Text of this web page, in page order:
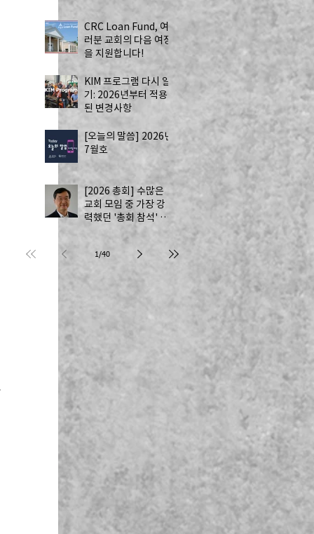
CRC Loan Fund, 여
러분 교회의 다음 여정
을 지원합니다!
KIM 프로그램 다시 알
기: 2026년부터 적용
된 변경사항
[오늘의 말씀] 2026년
7월호
[2026 총회] 수많은
교회 모임 중 가장 강
력했던 '총회 참석' by
Joseph Kim 장로
1 /40